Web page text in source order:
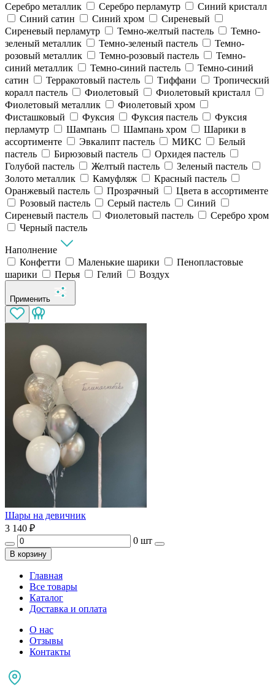
Серебро металлик
Серебро перламутр
Синий кристалл
Синий сатин
Синий хром
Сиреневый
Сиреневый перламутр
Темно-желтый пастель
Темно-
зеленый металлик
Темно-зеленый пастель
Темно-
розовый металлик
Темно-розовый пастель
Темно-
синий металлик
Темно-синий пастель
Темно-синий
сатин
Терракотовый пастель Тиффани
Тропический
коралл пастель
Фиолетовый
Фиолетовый кристалл
Фиолетовый металлик
Фиолетовый хром
Фисташковый
Фуксия Фуксия пастель
Фуксия
перламутр
Шампань Шампань хром
Шарики в
ассортименте
Эвкалипт пастель МИКС
Белый
пастель
Бирюзовый пастель
Орхидея пастель
Голубой пастель
Желтый пастель
Зеленый пастель
Золото металлик
Камуфляж
Красный пастель
Оранжевый пастель
Прозрачный
Цвета в ассортименте
Розовый пастель
Серый пастель
Синий
Сиреневый пастель
Фиолетовый пастель
Серебро хром
Черный пастель
Наполнение
Конфетти
Маленькие шарики
Пенопластовые
шарики
Перья Гелий Воздух
Применить
Шары на девичник
3 140 ₽
0 шт
В корзину
Главная
Все товары
Каталог
Доставка и оплата
О нас
Отзывы
Контакты